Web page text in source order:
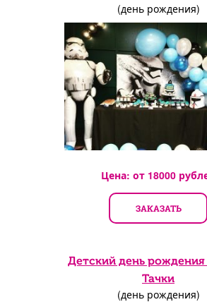
(день рождения)
Цена: от 18000
ЗАКАЗАТЬ
Детский день рождения
Тачки
(день рождения)